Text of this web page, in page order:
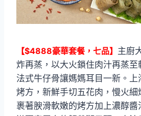
【$4888豪華套餐，七品】 主廚
炸再蒸，以大火鎖住肉汁再蒸至
法式牛仔骨讓媽媽耳目一新。
烤方，新鮮手切五花肉，慢火
裹著腴滑軟嫩的烤方加上濃醇